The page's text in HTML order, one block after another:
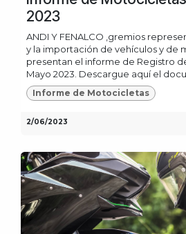
2023
ANDI Y FENALCO ,gremios
y la importación de vehículos y de
presentan el informe de Registro
Mayo 2023. Descargue aquí el
Informe de Motocicletas
2/06/2023